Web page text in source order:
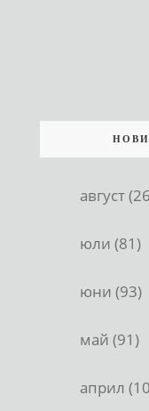
август
юли (81)
юни (93)
май (91)
април